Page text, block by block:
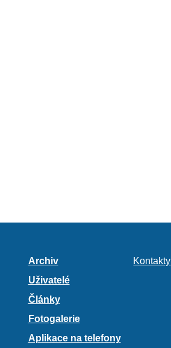
Archiv
Uživatelé
Články
Fotogalerie
Aplikace na telefony
Kontakty